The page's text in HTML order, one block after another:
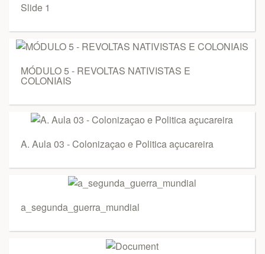
Slide 1
MÓDULO 5 - REVOLTAS NATIVISTAS E
COLONIAIS
A. Aula 03 - Colonizaçao e Politica açucareira
a_segunda_guerra_mundial